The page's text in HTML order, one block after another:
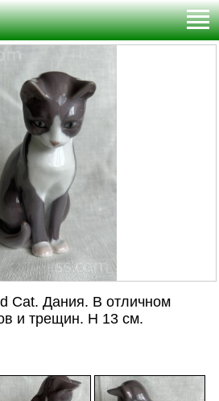
Cat. Дания. В отличном
и трещин. H 13 см.